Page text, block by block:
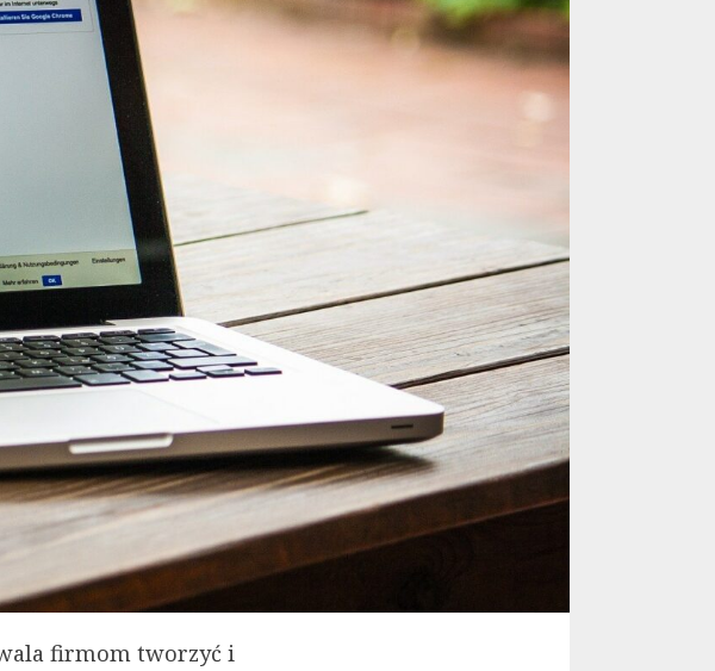
firmom tworzyć i